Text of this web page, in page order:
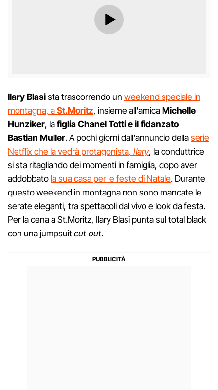
Ilary Blasista trascorrendo un weekend speciale in
montagna, aSt.Moritz, insieme all'amicaMichelle
Hunziker, lafiglia Chanel Totti e il fidanzato
Bastian Muller. A pochi giorni dall'annuncio dellaserie
Netflix che la vedrà protagonista, Ilary, la conduttrice
si sta ritagliando dei momenti in famiglia, dopo aver
addobbato la sua casa per le feste di Natale. Durante
questo weekend in montagna non sono mancate le
serate eleganti, tra spettacoli dal vivo e look da festa.
Per la cena a St.Moritz, Ilary Blasi punta sul total black
con una jumpsuitcut out.